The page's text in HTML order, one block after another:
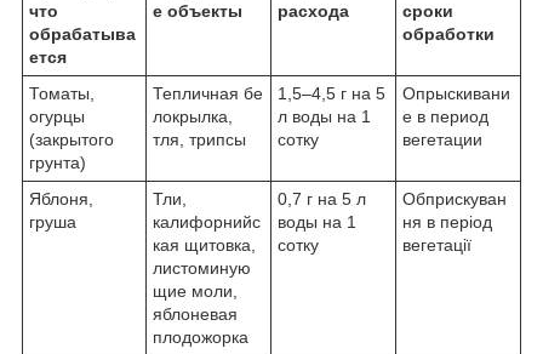
что
обрабатыва
ется
е объекты
расхода
сроки
обработки
Томаты,
огурцы
(закрытого
грунта)
Тепличная бе
локрылка,
тля, трипсы
1,5–4,5 г на 5
л воды на 1
сотку
Опрыскивани
е в период
вегетации
Яблоня,
груша
Тли,
калифорнийс
кая щитовка,
листоминую
щие моли,
яблоневая
плодожорка
0,7 г на 5 л
воды на 1
сотку
Обприскуван
ня в період
вегетації